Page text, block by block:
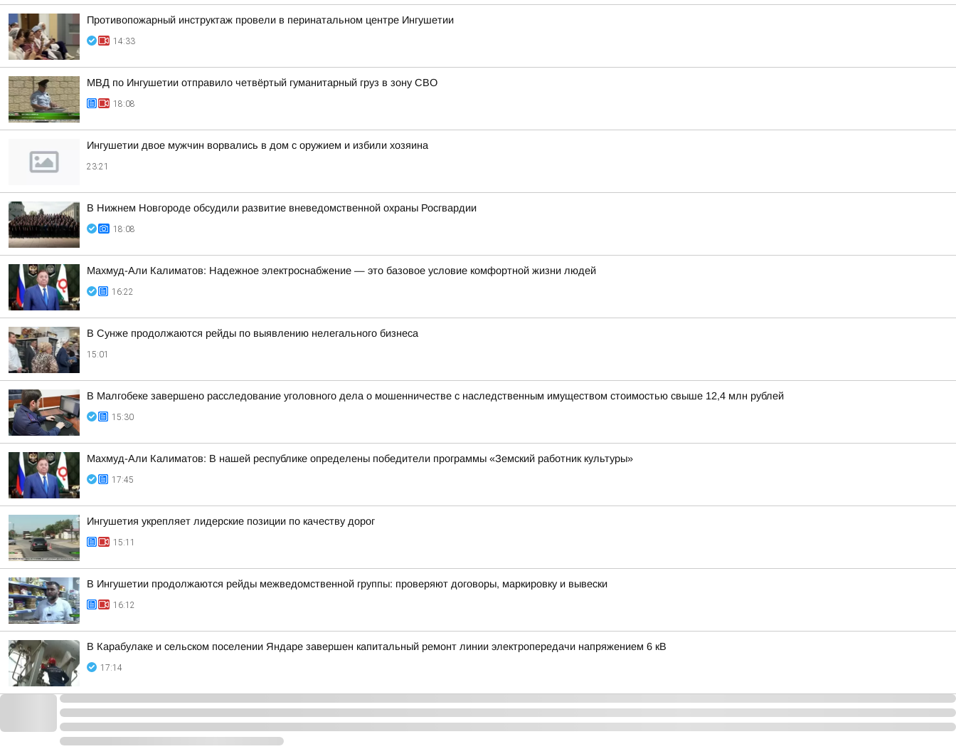
Противопожарный инструктаж провели в перинатальном центре Ингушетии
14:33
МВД по Ингушетии отправило четвёртый гуманитарный груз в зону СВО
18:08
Ингушетии двое мужчин ворвались в дом с оружием и избили хозяина
23:21
В Нижнем Новгороде обсудили развитие вневедомственной охраны Росгвардии
18:08
Махмуд-Али Калиматов: Надежное электроснабжение — это базовое условие комфортной жизни людей
16:22
В Сунже продолжаются рейды по выявлению нелегального бизнеса
15:01
В Малгобеке завершено расследование уголовного дела о мошенничестве с наследственным имуществом стоимостью свыше 12,4 млн рублей
15:30
Махмуд-Али Калиматов: В нашей республике определены победители программы «Земский работник культуры»
17:45
Ингушетия укрепляет лидерские позиции по качеству дорог
15:11
В Ингушетии продолжаются рейды межведомственной группы: проверяют договоры, маркировку и вывески
16:12
В Карабулаке и сельском поселении Яндаре завершен капитальный ремонт линии электропередачи напряжением 6 кВ
17:14